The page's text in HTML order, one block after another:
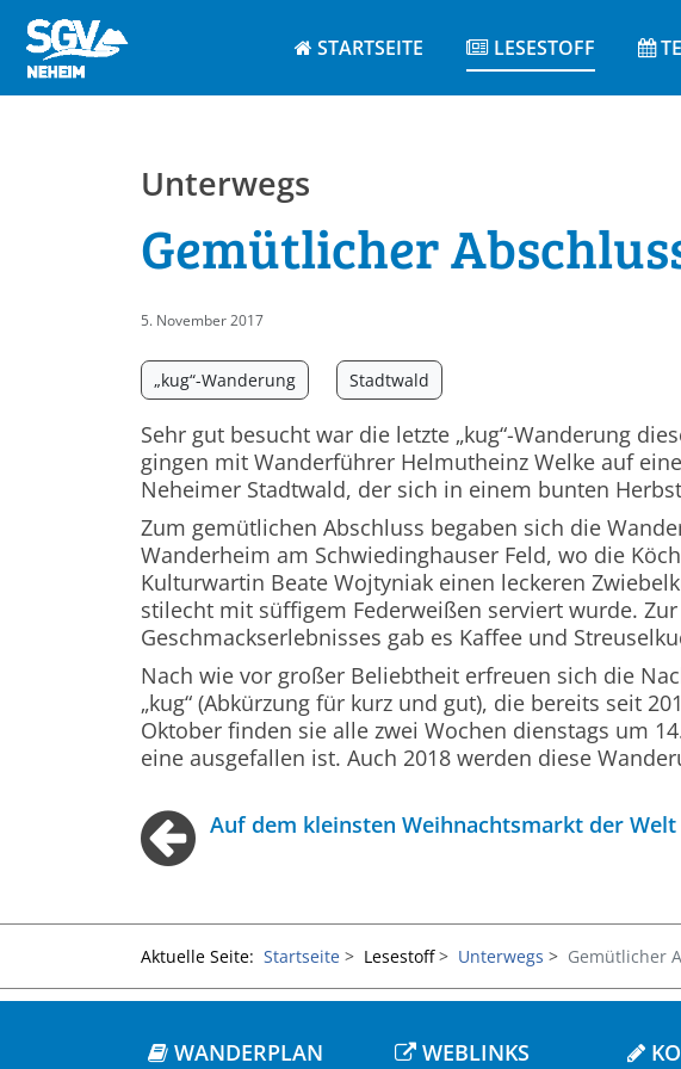
STARTSEITE LESESTOFF
Unterwegs
Gemütlicher
5. November 2017
„kug“-Wanderung Stadtwald
Sehr gut besucht war die letzte „kug“-Wanderung
gingen mit Wanderführer Helmutheinz Welke auf
Neheimer Stadtwald, der sich in einem bunten
Zum gemütlichen Abschluss begaben sich die
Wanderheim am Schwiedinghauser Feld, wo die
Kulturwartin Beate Wojtyniak einen leckeren
stilecht mit süffigem Federweißen serviert wurde. Zur
Geschmackserlebnisses gab es Kaffee und
Nach wie vor großer Beliebtheit erfreuen sich die
„kug“ (Abkürzung für kurz und gut), die bereits seit
Oktober finden sie alle zwei Wochen dienstags um
eine ausgefallen ist. Auch 2018 werden diese
Auf dem kleinsten Weihnachtsmarkt der Welt
Aktuelle Seite: Startseite Lesestoff Unterwegs Gemütlicher
WANDERPLAN WEBLINKS